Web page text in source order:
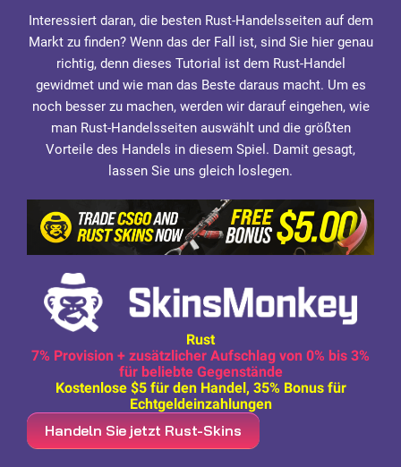
Interessiert daran, die besten Rust-Handelsseiten auf dem
Markt zu finden? Wenn das der Fall ist, sind Sie hier genau
richtig, denn dieses Tutorial ist dem Rust-Handel
gewidmet und wie man das Beste daraus macht. Um es
noch besser zu machen, werden wir darauf eingehen, wie
man Rust-Handelsseiten auswählt und die größten
Vorteile des Handels in diesem Spiel. Damit gesagt,
lassen Sie uns gleich loslegen.
Rust
7% Provision + zusätzlicher Aufschlag von 0% bis 3%
für beliebte Gegenstände
Kostenlose $5 für den Handel, 35% Bonus für
Echtgeldeinzahlungen
Handeln Sie jetzt Rust-Skins